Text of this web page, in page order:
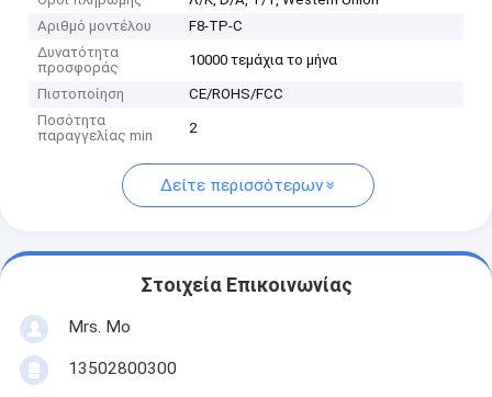
Αριθμό μοντέλου
F8-TP-C
Δυνατότητα
προσφοράς
10000 τεμάχια το μήνα
Πιστοποίηση
CE/ROHS/FCC
Ποσότητα
παραγγελίας min
2
Δείτε περισσότερων
Στοιχεία Επικοινωνίας
Mrs. Mo
13502800300